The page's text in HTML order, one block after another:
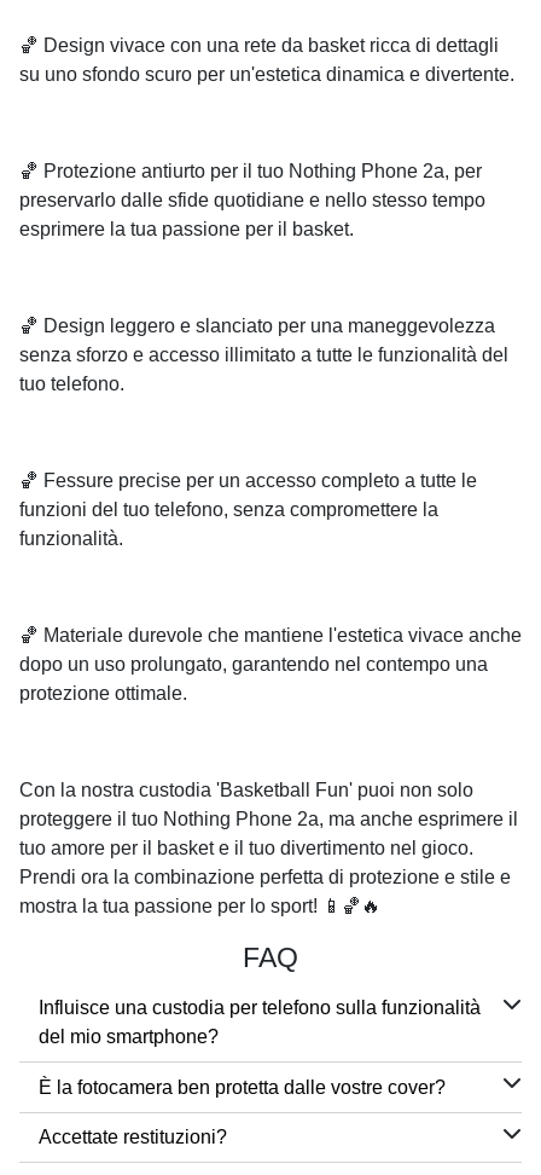
🏀 Design vivace con una rete da basket ricca di dettagli
su uno sfondo scuro per un'estetica dinamica e divertente.
🏀 Protezione antiurto per il tuo Nothing Phone 2a, per
preservarlo dalle sfide quotidiane e nello stesso tempo
esprimere la tua passione per il basket.
🏀 Design leggero e slanciato per una maneggevolezza
senza sforzo e accesso illimitato a tutte le funzionalità del
tuo telefono.
🏀 Fessure precise per un accesso completo a tutte le
funzioni del tuo telefono, senza compromettere la
funzionalità.
🏀 Materiale durevole che mantiene l'estetica vivace anche
dopo un uso prolungato, garantendo nel contempo una
protezione ottimale.
Con la nostra custodia 'Basketball Fun' puoi non solo
proteggere il tuo Nothing Phone 2a, ma anche esprimere il
tuo amore per il basket e il tuo divertimento nel gioco.
Prendi ora la combinazione perfetta di protezione e stile e
mostra la tua passione per lo sport! 📱🏀🔥
FAQ
Influisce una custodia per telefono sulla funzionalità
del mio smartphone?
È la fotocamera ben protetta dalle vostre cover?
Accettate restituzioni?